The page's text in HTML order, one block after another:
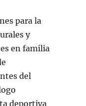
para la
y
en familia
del
deportiva